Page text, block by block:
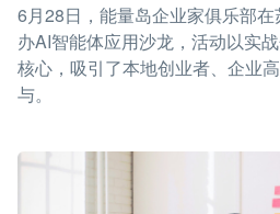
6月28日，能量岛企业家俱乐部
办AI智能体应用沙龙，活动以实
核心，吸引了本地创业者、企业
与。